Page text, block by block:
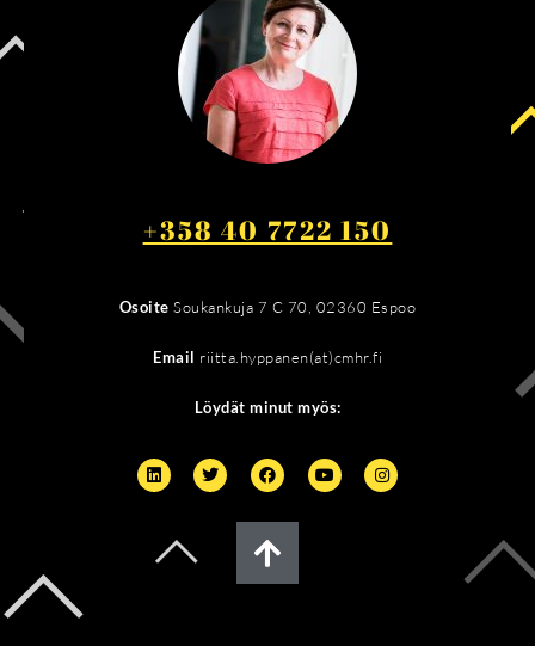
+358 40 7722 150
OsoiteSoukankuja 7 C 70, 02360 Espoo
Email riitta.hyppanen(at)cmhr.fi
Löydät minut myös: